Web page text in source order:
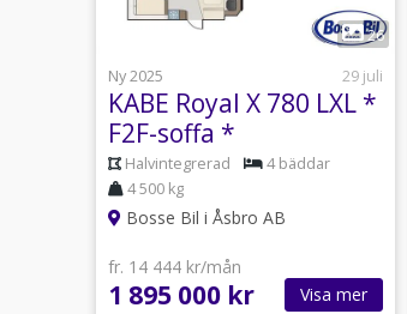
1
26
Ny 2025
29 juli
KABE Royal X 780 LXL *
F2F-soffa *
Topputrustad *
Halvintegrerad
4 bäddar
4 500 kg
Bosse Bil i Åsbro AB
fr. 14 444 kr/mån
1 895 000 kr Visa mer